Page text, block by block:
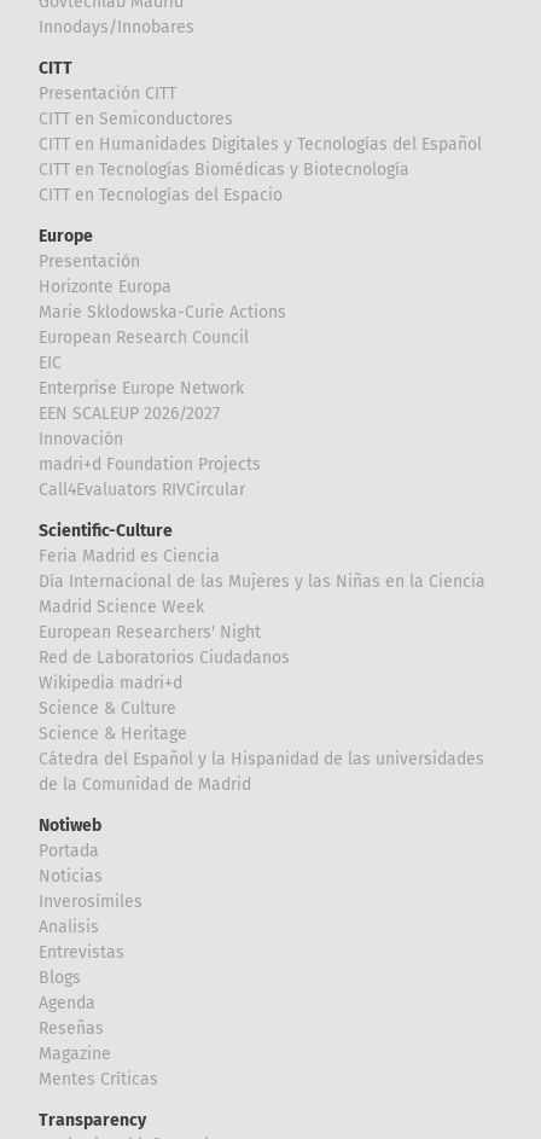
Innodays/Innobares
CITT
Presentación CITT
CITT en Semiconductores
CITT en Humanidades Digitales y Tecnologías del Español
CITT en Tecnologías Biomédicas y Biotecnología
CITT en Tecnologías del Espacio
Europe
Presentación
Horizonte Europa
Marie Sklodowska-Curie Actions
European Research Council
EIC
Enterprise Europe Network
EEN SCALEUP 2026/2027
Innovación
madri+d Foundation Projects
Call4Evaluators RIVCircular
Scientific-Culture
Feria Madrid es Ciencia
Día Internacional de las Mujeres y las Niñas en la Ciencia
Madrid Science Week
European Researchers' Night
Red de Laboratorios Ciudadanos
Wikipedia madri+d
Science & Culture
Science & Heritage
Cátedra del Español y la Hispanidad de las universidades
de la Comunidad de Madrid
Notiweb
Portada
Noticias
Inverosímiles
Analisis
Entrevistas
Blogs
Agenda
Reseñas
Magazine
Mentes Críticas
Transparency